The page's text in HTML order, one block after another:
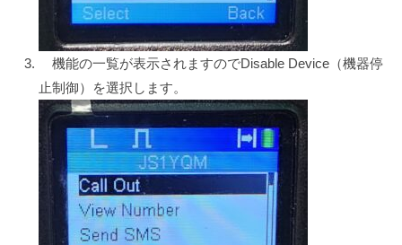
機能の一覧が表示されますのでDisable Device（機器停
止制御）を選択します。